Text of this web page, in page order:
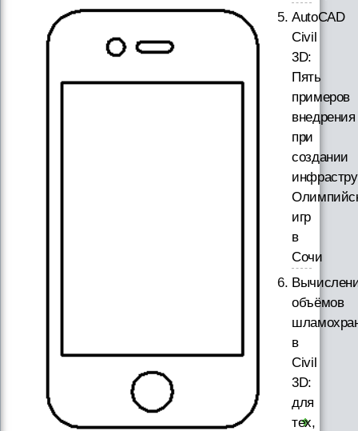
AutoCAD
Civil
3D:
Пять
примеров
внедрения
при
создании
игр
в
Сочи
объёмов
в
Civil
3D:
для
тех,